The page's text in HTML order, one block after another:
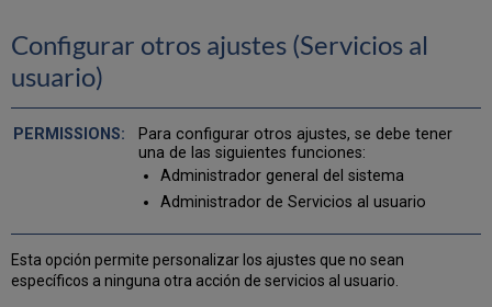
Configurar otros ajustes (Servicios al
usuario)
Para configurar otros ajustes, se debe tener
una de las siguientes funciones:
Administrador general del sistema
Administrador de Servicios al usuario
Esta opción permite personalizar los ajustes que no sean
específicos a ninguna otra acción de servicios al usuario.